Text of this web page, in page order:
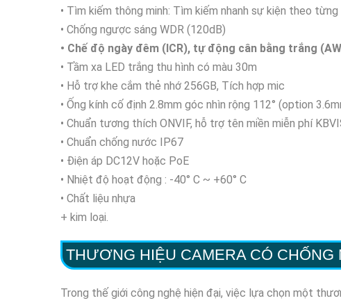
• Tìm kiếm thông minh: Tìm kiếm nhanh sự kiện theo
• Chống ngược sáng WDR (120dB)
• Chế độ ngày đêm (ICR), tự động cân bằng trắng
• Tầm xa LED trắng thu hình có màu 30m
• Hỗ trợ khe cắm thẻ nhớ 256GB, Tích hợp mic
• Ống kính cố định 2.8mm góc nhìn rộng 112° (option
• Chuẩn tương thích ONVIF, hỗ trợ tên miền miễn phí
• Chuẩn chống nước IP67
• Điện áp DC12V hoặc PoE
• Nhiệt độ hoạt động : -40° C ~ +60° C
• Chất liệu nhựa
+ kim loại.
THƯƠNG HIỆU CAMERA CÓ CHỐNG
Trong thế giới công nghệ hiện đại, việc lựa chọn một